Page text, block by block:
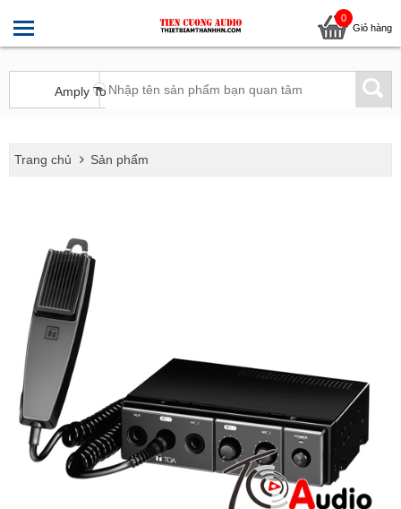
0
Giỏ hàng
Trang chủ Sản phẩm